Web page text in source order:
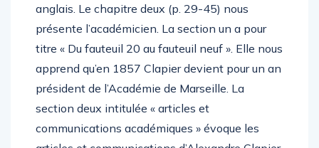
anglais. Le chapitre deux (p. 29-45) nous
présente l’académicien. La section un a pour
titre « Du fauteuil 20 au fauteuil neuf ». Elle nous
apprend qu’en 1857 Clapier devient pour un an
président de l’Académie de Marseille. La
section deux intitulée « articles et
communications académiques » évoque les